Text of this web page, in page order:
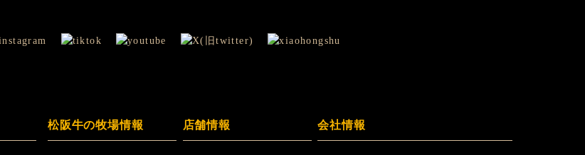
松阪牛の牧場情報 店舗情報 会社情報